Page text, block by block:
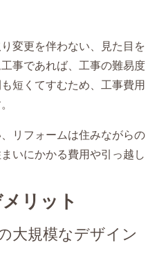
変更を伴わない、見た目を
事であれば、工事の難易度
短くてすむため、工事費用
リフォームは住みながらの
いにかかる費用や引っ越し
リット
大規模なデザイン